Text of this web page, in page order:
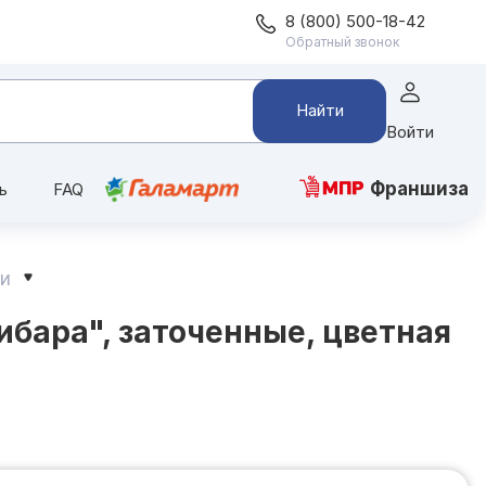
8 (800) 500-18-42
Обратный звонок
Найти
Войти
FAQ Франшиза
заточенные, цветная